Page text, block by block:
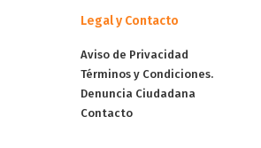
Legal y Contacto
Aviso de Privacidad
Términos y Condiciones.
Denuncia Ciudadana
Contacto